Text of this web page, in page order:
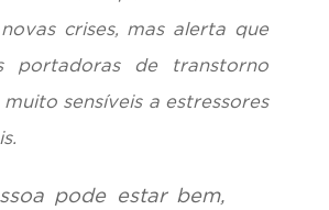
crises, mas alerta que
portadoras de transtorno
sensíveis a estressores
pode estar bem,